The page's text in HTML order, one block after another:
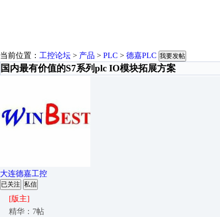
当前位置： 工控论坛 > 产品 > PLC > 德嘉PLC 我要发帖
国内最有价值的S7系列plc IO模块拓展方案
大连德嘉工控
已关注 私信
[版主]
精华：7帖